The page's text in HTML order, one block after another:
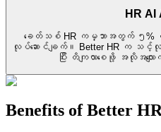
HR AI
ခေတ်သစ် HR ကမ္ဘာအတွက် ၅%
လုပ်ဆောင်ချက်။ Better HR က
ပြီး တိကျလာစေဖို့ အလိုအလျ
Benefits of Better